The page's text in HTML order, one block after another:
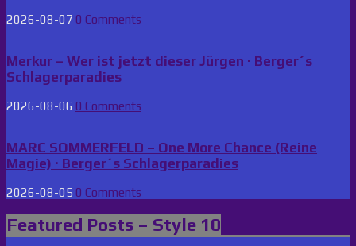
2026-08-07 0 Comments
Merkur – Wer ist jetzt dieser Jürgen · Berger´s
Schlagerparadies
2026-08-06 0 Comments
MARC SOMMERFELD – One More Chance (Reine
Magie) · Berger´s Schlagerparadies
2026-08-05 0 Comments
Featured Posts – Style 10